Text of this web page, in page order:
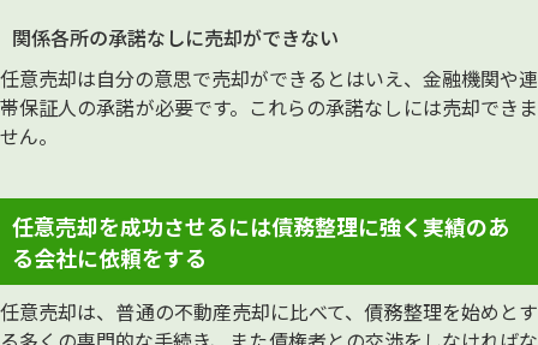
関係各所の承諾なしに売却ができない
任意売却は自分の意思で売却ができるとはいえ、金融機関や連
帯保証人の承諾が必要です。これらの承諾なしには売却できま
せん。
任意売却を成功させるには債務整理に強く実績のあ
る会社に依頼をする
任意売却は、普通の不動産売却に比べて、債務整理を始めとす